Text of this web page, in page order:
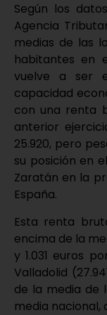
Según los
Agencia
medias de las
habitantes en
vuelve a ser
capacidad
con una renta
anterior
25.920, pero
su posición en
Zaratán en la
España.
Esta renta
encima de la
y 1.031 euros
Valladolid
de la media de
media nacional,